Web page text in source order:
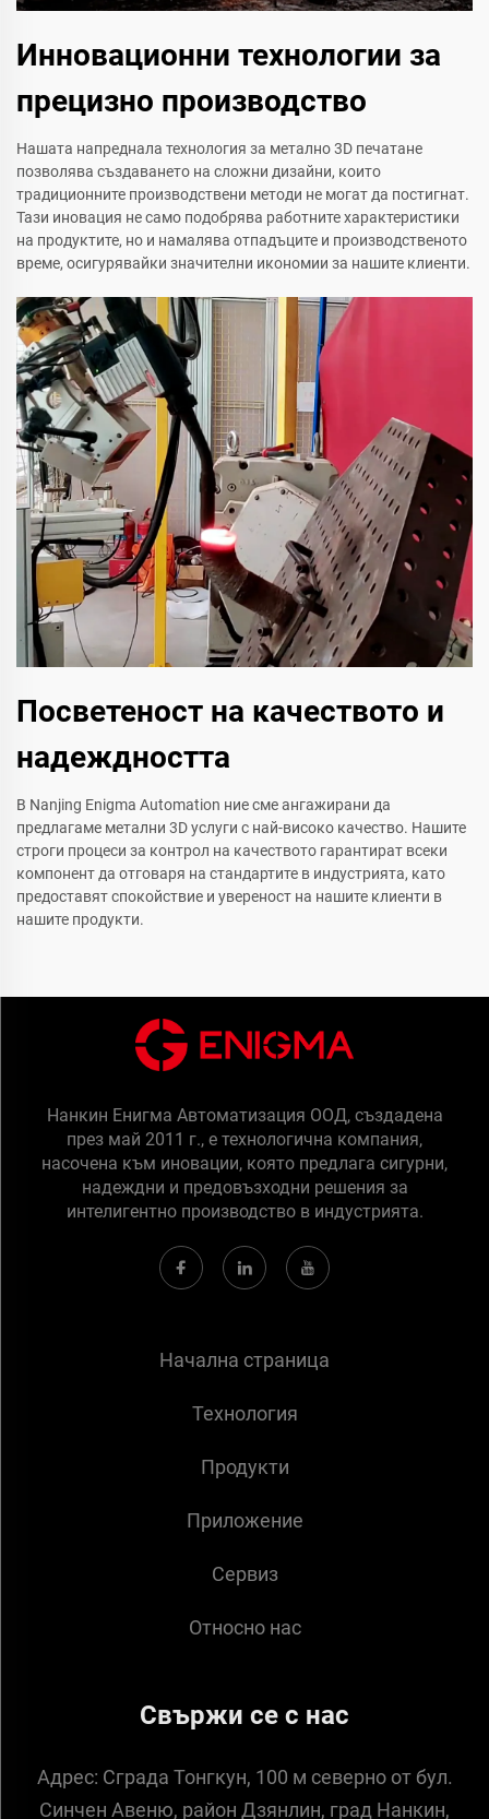
Инновационни технологии за
прецизно производство
Нашата напреднала технология за метално 3D печатане
позволява създаването на сложни дизайни, които
традиционните производствени методи не могат да постигнат.
Тази иновация не само подобрява работните характеристики
на продуктите, но и намалява отпадъците и производственото
време, осигурявайки значителни икономии за нашите клиенти.
Посветеност на качеството и
надеждността
В Nanjing Enigma Automation ние сме ангажирани да
предлагаме метални 3D услуги с най-високо качество. Нашите
строги процеси за контрол на качеството гарантират всеки
компонент да отговаря на стандартите в индустрията, като
предоставят спокойствие и увереност на нашите клиенти в
нашите продукти.
Нанкин Енигма Автоматизация ООД, създадена
през май 2011 г., е технологична компания,
насочена към иновации, която предлага сигурни,
надеждни и предовъзходни решения за
интелигентно производство в индустрията.
Начална страница
Технология
Продукти
Приложение
Сервиз
Относно нас
Свържи се с нас
Адрес: Сграда Тонгкун, 100 м северно от бул.
Синчен Авеню, район Дзянлин, град Нанкин,